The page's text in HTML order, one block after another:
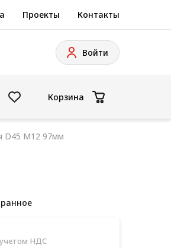
Проекты Контакты
Войти
Корзина
D45 M12 97мм
НДС